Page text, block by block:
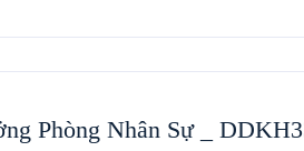
Phòng Nhân Sự _